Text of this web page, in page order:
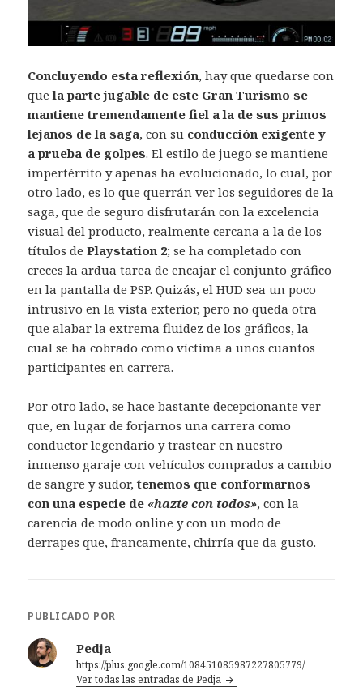
Concluyendo esta reflexión, hay que quedarse con
quela parte jugable de este Gran Turismo se
mantiene tremendamente fiel a la de sus primos
lejanos de la saga, con su conducción exigente y
a prueba de golpes. El estilo de juego se mantiene
impertérrito y apenas ha evolucionado, lo cual, por
otro lado, es lo que querrán ver los seguidores de la
saga, que de seguro disfrutarán con la excelencia
visual del producto, realmente cercana a la de los
títulos dePlaystation 2; se ha completado con
creces la ardua tarea de encajar el conjunto gráfico
en la pantalla de PSP. Quizás, el HUD sea un poco
intrusivo en la vista exterior, pero no queda otra
que alabar la extrema fluidez de los gráficos, la
cual se ha cobrado como víctima a unos cuantos
participantes en carrera.
Por otro lado, se hace bastante decepcionante ver
que, en lugar de forjarnos una carrera como
conductor legendario y trastear en nuestro
inmenso garaje con vehículos comprados a cambio
de sangre y sudor,tenemos que conformarnos
con una especie de «hazte con todos», con la
carencia de modo online y con un modo de
derrapes que, francamente, chirría que da gusto.
PUBLICADO POR
Pedja
https://plus.google.com/108451085987227805779/
Ver todas las entradas de Pedja